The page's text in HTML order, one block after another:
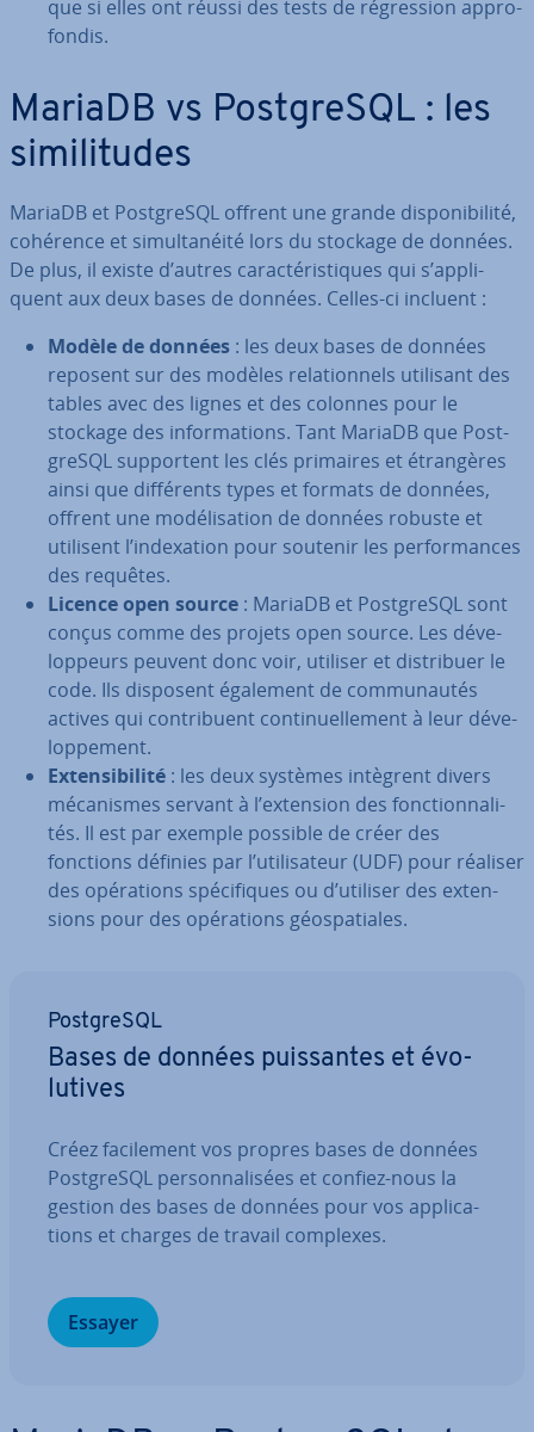
que si elles ont réussi des tests de ré­gres­sion ap­pro­
fon­dis.
MariaDB vs Post­greSQL : les
si­mi­li­tudes
MariaDB et Post­greSQL offrent une grande dis­po­ni­bi­lité,
cohérence et si­mul­ta­néité lors du stockage de données.
De plus, il existe d’autres ca­rac­té­ris­tiques qui s’ap­pli­
quent aux deux bases de données. Celles-ci incluent :
Modèle de données : les deux bases de données
reposent sur des modèles re­la­tion­nels utilisant des
tables avec des lignes et des colonnes pour le
stockage des in­for­ma­tions. Tant MariaDB que Post­
greSQL sup­por­tent les clés primaires et étran­gères
ainsi que dif­fé­rents types et formats de données,
offrent une mo­dé­li­sa­tion de données robuste et
utilisent l’in­dexa­tion pour soutenir les per­for­mances
des requêtes.
Licence open source : MariaDB et Post­greSQL sont
conçus comme des projets open source. Les dé­ve­
lop­peurs peuvent donc voir, utiliser et dis­tri­buer le
code. Ils disposent également de com­mu­nau­tés
actives qui con­tri­buent con­ti­nuel­le­ment à leur dé­ve­
lop­pe­ment.
Ex­ten­si­bi­lité : les deux systèmes intègrent divers
mé­ca­nismes servant à l’extension des fonc­tion­na­li­
tés. Il est par exemple possible de créer des
fonctions définies par l’uti­li­sa­teur (UDF) pour réaliser
des opé­ra­tions spé­ci­fiques ou d’utiliser des ex­ten­
sions pour des opé­ra­tions géos­pa­tiales.
Post­greSQL
Bases de données puis­santes et évo­
lu­tives
Créez fa­ci­le­ment vos propres bases de données
Post­greSQL per­son­na­li­sées et confiez-nous la
gestion des bases de données pour vos ap­pli­ca­
tions et charges de travail complexes.
Essayer